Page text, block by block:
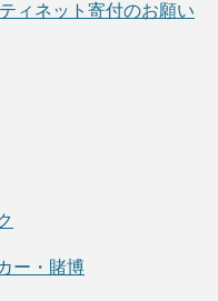
ィネット寄付のお願い
ー・賭博